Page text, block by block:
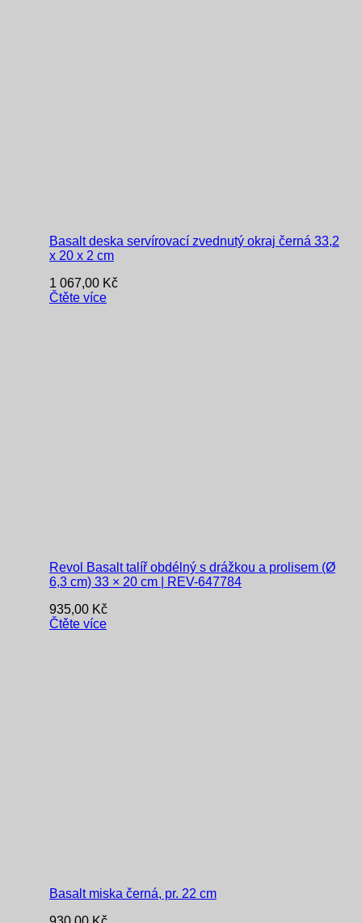
Basalt deska servírovací zvednutý okraj černá 33,2
x 20 x 2 cm
1 067,00 Kč
Čtěte více
Revol Basalt talíř obdélný s drážkou a prolisem (Ø
6,3 cm) 33 × 20 cm | REV-647784
935,00 Kč
Čtěte více
Basalt miska černá, pr. 22 cm